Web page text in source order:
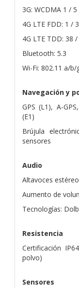
3G: WCDMA 1 / 5
4G LTE FDD: 1 /
4G LTE TDD: 38
Bluetooth: 5.3
Wi-Fi: 802.11 a/
Navegación y
GPS (L1), A-
(E1)
Brújula
sensores
Audio
Altavoces
Aumento de
Tecnologías:
Resistencia
Certificación
polvo)
Sensores